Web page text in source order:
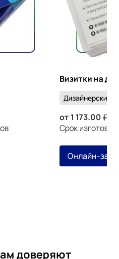
Визитки на
Дизайнерский
от 1 173.00
Срок
Онлайн-
доверяют